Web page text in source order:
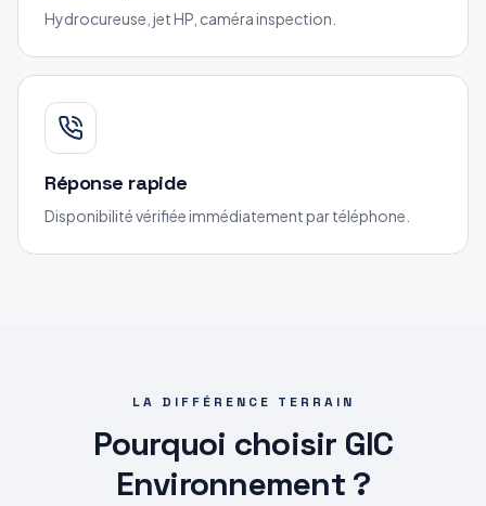
Hydrocureuse, jet HP, caméra inspection.
Réponse rapide
Disponibilité vérifiée immédiatement par téléphone.
LA DIFFÉRENCE TERRAIN
Pourquoi choisir GIC
Environnement ?